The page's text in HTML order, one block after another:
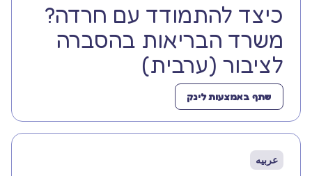
כיצד להתמודד עם חרדה?
משרד הבריאות בהסברה
לציבור (ערבית)
שתף באמצעות לינק
عربيه